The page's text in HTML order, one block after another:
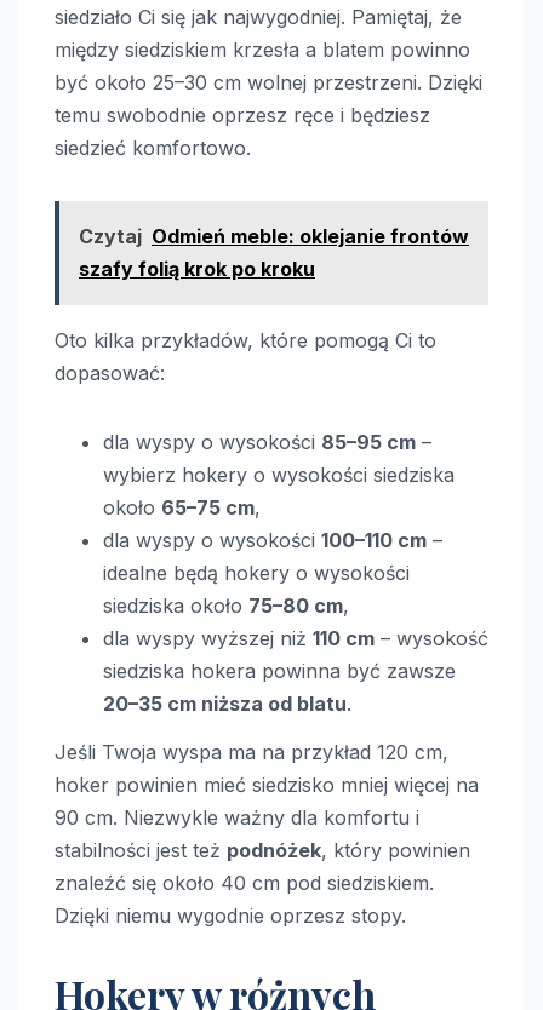
siedziało Ci się jak najwygodniej. Pamiętaj, że
między siedziskiem krzesła a blatem powinno
być około 25–30 cm wolnej przestrzeni. Dzięki
temu swobodnie oprzesz ręce i będziesz
siedzieć komfortowo.
Czytaj Odmień meble: oklejanie frontów
szafy folią krok po kroku
Oto kilka przykładów, które pomogą Ci to
dopasować:
dla wyspy o wysokości 85–95 cm –
wybierz hokery o wysokości siedziska
około 65–75 cm,
dla wyspy o wysokości 100–110 cm –
idealne będą hokery o wysokości
siedziska około 75–80 cm,
dla wyspy wyższej niż 110 cm – wysokość
siedziska hokera powinna być zawsze
20–35 cm niższa od blatu.
Jeśli Twoja wyspa ma na przykład 120 cm,
hoker powinien mieć siedzisko mniej więcej na
90 cm. Niezwykle ważny dla komfortu i
stabilności jest też podnóżek, który powinien
znaleźć się około 40 cm pod siedziskiem.
Dzięki niemu wygodnie oprzesz stopy.
Hokery w różnych